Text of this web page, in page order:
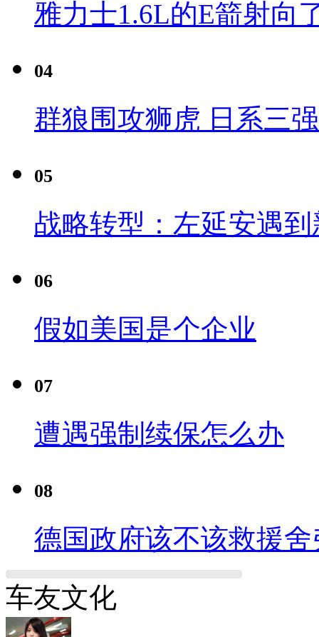
雅力士1.6L的E箭射向
04
群狼围攻狮虎 日系三
05
战略转型：左延安遇
06
假如美国是个企业
07
遭遇强制续保怎么办
08
德国政府该不该救援舍
车友文化